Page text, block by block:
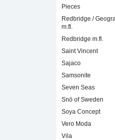
Pieces
Redbridge /
m.fl.
Redbridge m.fl.
Saint Vincent
Sajaco
Samsonite
Seven Seas
Snö of Sweden
Soya Concept
Vero Moda
Vila